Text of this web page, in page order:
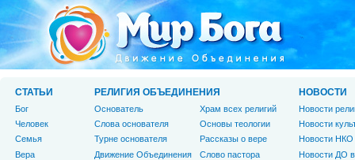
СТАТЬИ
Бог
Человек
Cемья
Вера
РЕЛИГИЯ ОБЪЕДИНЕНИЯ
Основатель
Слова основателя
Турне основателя
Движение Объединения
Храм всех религий
Основы теологии
Рассказы о вере
Слово пастора
НОВОСТИ
Новости
Новости
Новости НКО
Новости ДО